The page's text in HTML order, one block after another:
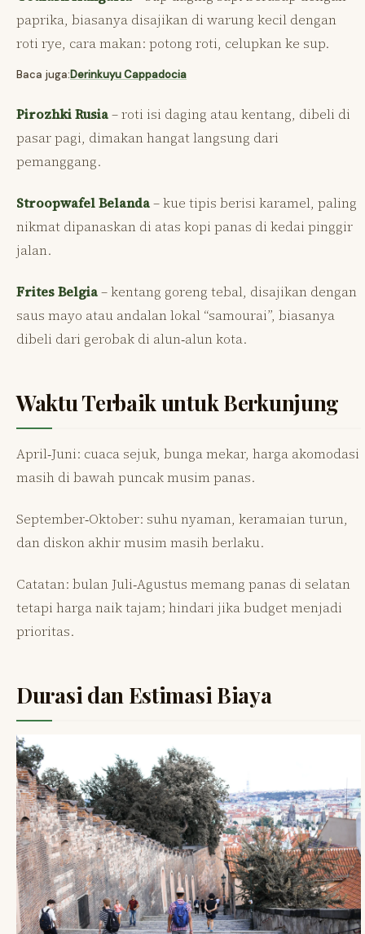
paprika, biasanya disajikan di warung kecil dengan
roti rye, cara makan: potong roti, celupkan ke sup.
Baca juga:Derinkuyu Cappadocia
Pirozhki Rusia– roti isi daging atau kentang, dibeli di
pasar pagi, dimakan hangat langsung dari
pemanggang.
Stroopwafel Belanda– kue tipis berisi karamel, paling
nikmat dipanaskan di atas kopi panas di kedai pinggir
jalan.
Frites Belgia– kentang goreng tebal, disajikan dengan
saus mayo atau andalan lokal “samourai”, biasanya
dibeli dari gerobak di alun‑alun kota.
Waktu Terbaik untuk Berkunjung
April‑Juni: cuaca sejuk, bunga mekar, harga akomodasi
masih di bawah puncak musim panas.
September‑Oktober: suhu nyaman, keramaian turun,
dan diskon akhir musim masih berlaku.
Catatan: bulan Juli‑Agustus memang panas di selatan
tetapi harga naik tajam; hindari jika budget menjadi
prioritas.
Durasi dan Estimasi Biaya